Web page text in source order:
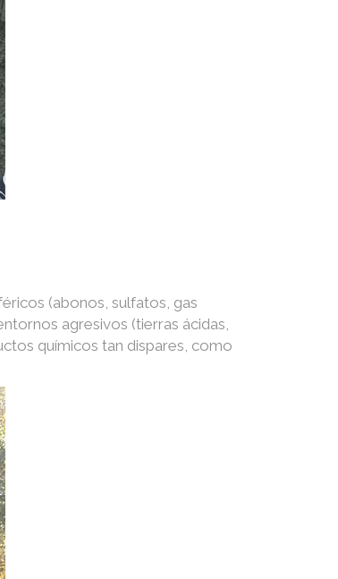
(abonos, sulfatos, gas
agresivos (tierras ácidas,
químicos tan dispares, como